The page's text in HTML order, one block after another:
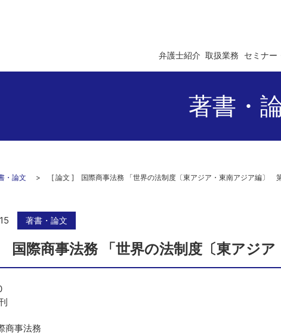
弁護士紹介 取扱業務 セミナー
著書・
・論文 [ 論文 ] 国際商事法務 「世界の法制度〔東アジア・東南アジア編〕 第
著書・論文
際商事法務 「世界の法制度〔東アジ
事法務